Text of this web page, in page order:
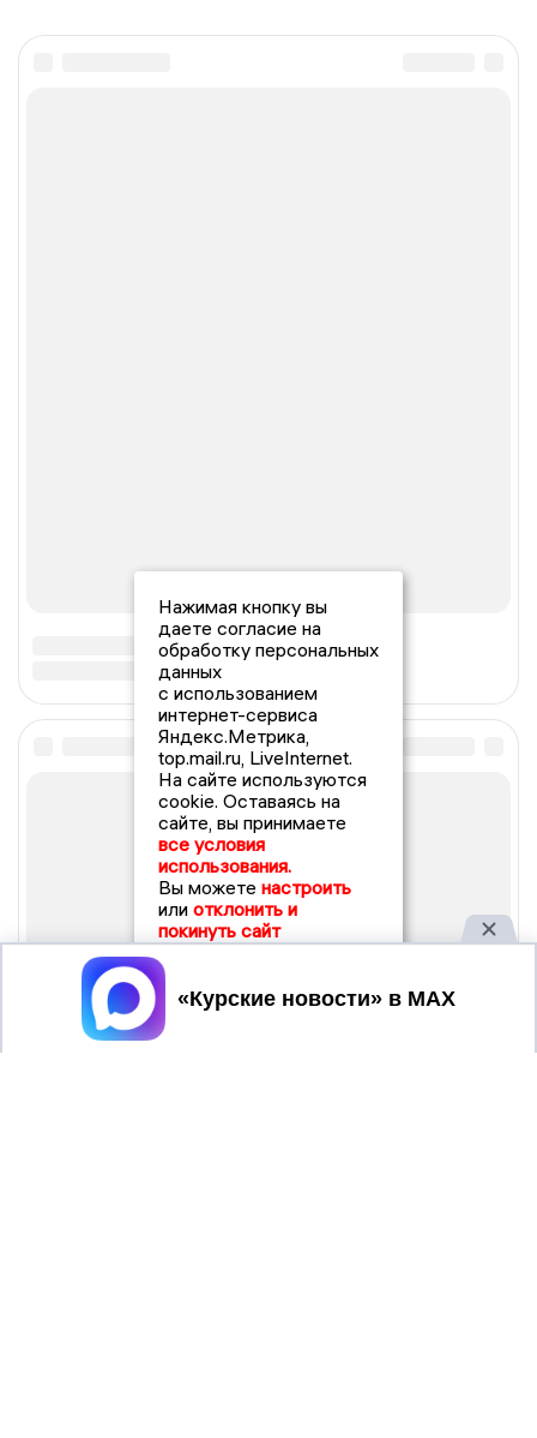
Нажимая кнопку вы
даете согласие на
обработку персональных
данных
с использованием
интернет-сервиса
Яндекс.Метрика,
top.mail.ru, LiveInternet.
На сайте используются
cookie. Оставаясь на
сайте, вы принимаете
все условия
использования.
Вы можете настроить
или отклонить и
покинуть сайт
Принять